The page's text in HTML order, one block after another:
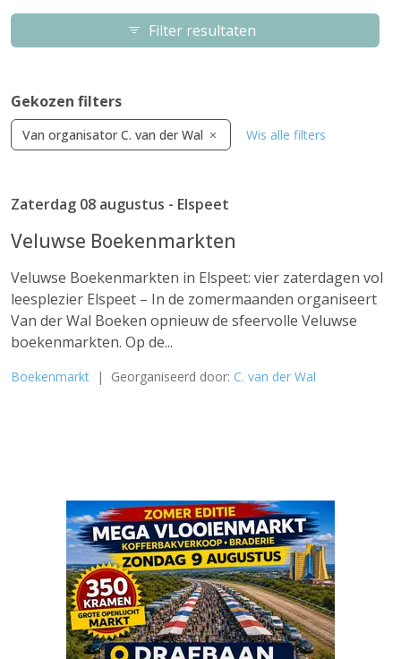
Filter resultaten
Gekozen filters
Van organisator C. van der Wal Wis alle filters
Zaterdag 08 augustus - Elspeet
Veluwse Boekenmarkten
Veluwse Boekenmarkten in Elspeet: vier zaterdagen vol
leesplezier Elspeet – In de zomermaanden organiseert
Van der Wal Boeken opnieuw de sfeervolle Veluwse
boekenmarkten. Op de...
Boekenmarkt | Georganiseerd door: C. van der Wal